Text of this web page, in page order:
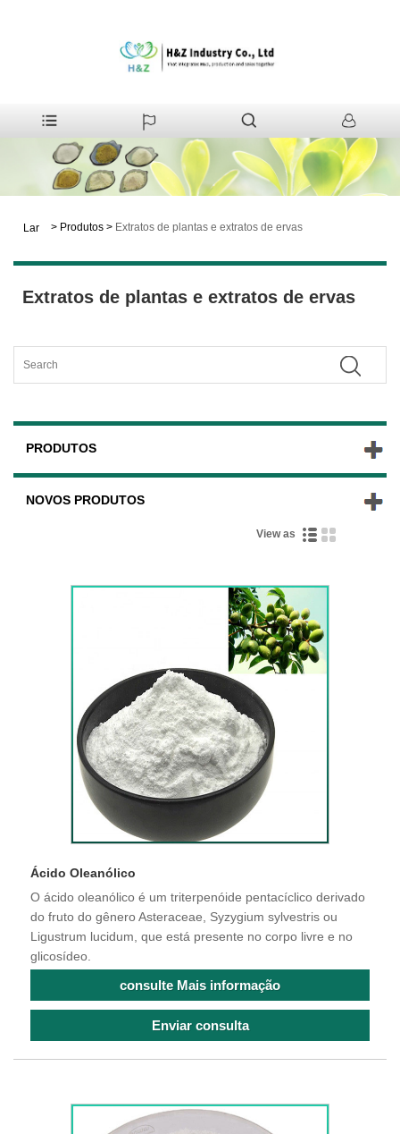
Lar > Produtos > Extratos de plantas e extratos de ervas
Extratos de plantas e extratos de ervas
PRODUTOS
NOVOS PRODUTOS
View as
Ácido Oleanólico
O ácido oleanólico é um triterpenóide pentacíclico derivado
do fruto do gênero Asteraceae, Syzygium sylvestris ou
Ligustrum lucidum, que está presente no corpo livre e no
glicosídeo.
consulte Mais informação
Enviar consulta